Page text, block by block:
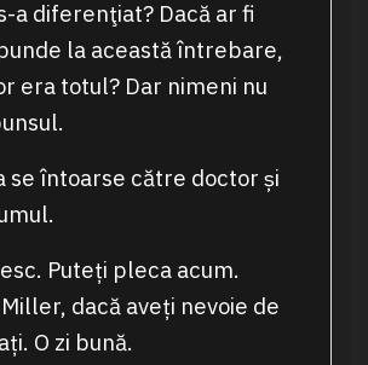
a diferenţiat? Dacă ar fi
la această întrebare,
era totul? Dar nimeni nu
se întoarse către doctor și
Puteți pleca acum.
dacă aveți nevoie de
O zi bună.